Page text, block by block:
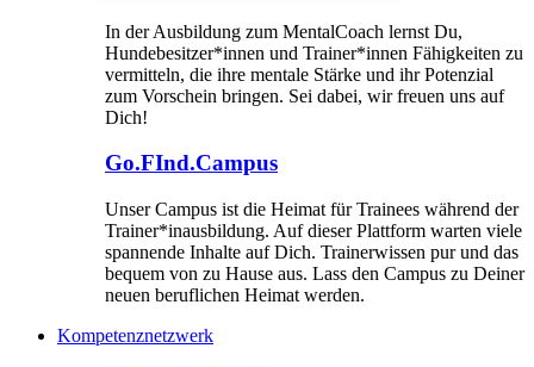
In der Ausbildung zum MentalCoach lernst Du,
Hundebesitzer*innen und Trainer*innen Fähigkeiten zu
vermitteln, die ihre mentale Stärke und ihr Potenzial
zum Vorschein bringen. Sei dabei, wir freuen uns auf
Dich!
Go.FInd.Campus
Unser Campus ist die Heimat für Trainees während der
Trainer*inausbildung. Auf dieser Plattform warten viele
spannende Inhalte auf Dich. Trainerwissen pur und das
bequem von zu Hause aus. Lass den Campus zu Deiner
neuen beruflichen Heimat werden.
Kompetenznetzwerk